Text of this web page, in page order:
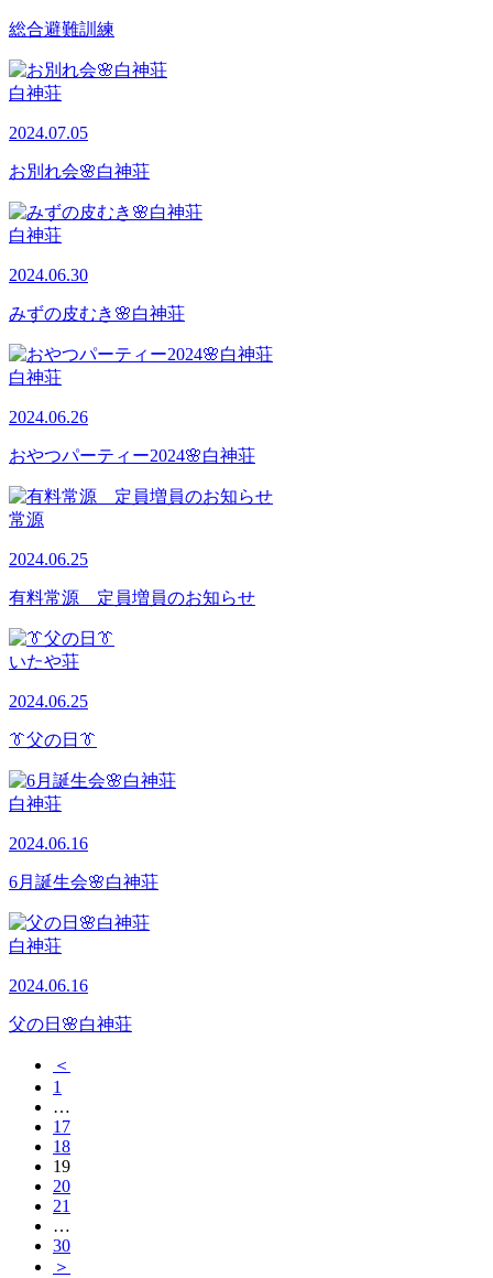
総合避難訓練
白神荘
2024.07.05
お別れ会🌸白神荘
白神荘
2024.06.30
みずの皮むき🌸白神荘
白神荘
2024.06.26
おやつパーティー2024🌸白神荘
常源
2024.06.25
有料常源 定員増員のお知らせ
いたや荘
2024.06.25
👔父の日👔
白神荘
2024.06.16
6月誕生会🌸白神荘
白神荘
2024.06.16
父の日🌸白神荘
＜
1
…
17
18
19
20
21
…
30
＞